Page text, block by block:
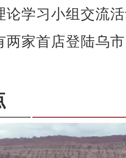
论学习小组交流
两家首店登陆乌
疆福海：夏牧场沃野